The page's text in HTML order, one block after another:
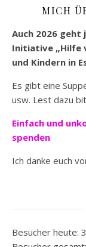
MICH
Auch 2026
Initiative „Hilfe
und Kindern in
Es gibt eine
usw. Lest dazu
Einfach und
spenden
Ich danke euch
Besucher heute: